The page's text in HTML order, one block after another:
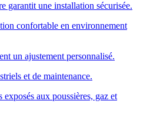
garantit une installation sécurisée.
confortable en environnement
un ajustement personnalisé.
et de maintenance.
aux poussières, gaz et